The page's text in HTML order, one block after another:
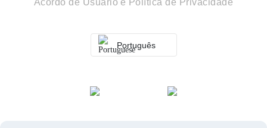
Acordo de Usuário e Política de Privacidade
Português